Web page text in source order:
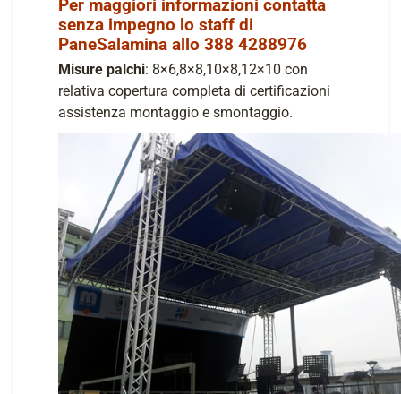
Per maggiori informazioni contatta
senza impegno lo staff di
PaneSalamina allo 388 4288976
Misure palchi: 8×6,8×8,10×8,12×10 con
relativa copertura completa di certificazioni
assistenza montaggio e smontaggio.